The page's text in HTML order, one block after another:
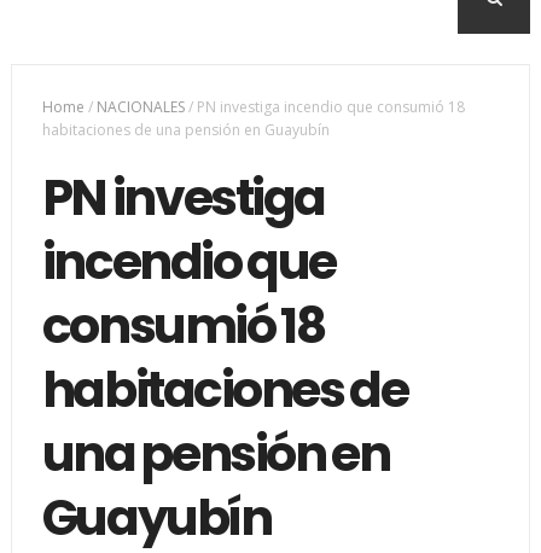
Home / NACIONALES/ PN investiga incendio que consumió 18
habitaciones de una pensión en Guayubín
PN investiga
incendio que
consumió 18
habitaciones de
una pensión en
Guayubín